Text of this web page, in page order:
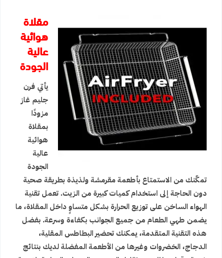
مقلاة
هوائية
عالية
الجودة
يأتي فرن
جليم غاز
مزودًا
بمقلاة
هوائية
عالية
الجودة
تمكّنك من الاستمتاع بأطعمة مقرمشة ولذيذة بطريقة صحية
دون الحاجة إلى استخدام كميات كبيرة من الزيت. تعمل تقنية
الهواء الساخن على توزيع الحرارة بشكل متساوٍ داخل المقلاة، ما
يضمن طهي الطعام من جميع الجوانب بكفاءة وسرعة. بفضل
هذه التقنية المتقدمة، يمكنك تحضير البطاطس المقلية،
الدجاج، الخضروات وغيرها من الأطعمة المفضلة لديك بنتائج